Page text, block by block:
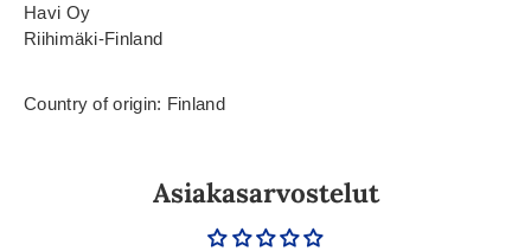
Havi Oy
Riihimäki-Finland
Country of origin: Finland
Asiakasarvostelut